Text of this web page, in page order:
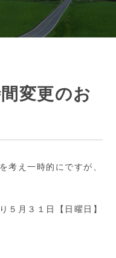
RESERVE by LINE
LINEで予約
変更のお
考え一時的にですが、
５月３１日【日曜日】